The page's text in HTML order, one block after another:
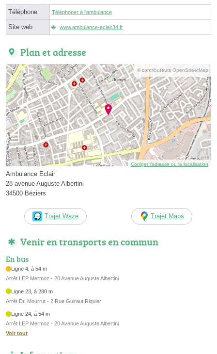
Téléphone Téléphoner à l'ambulance
Site web www.ambulance-eclair34.fr
Plan et adresse
© contributeurs OpenStreetMap
Corriger l’adresse ou la localisation
Ambulance Eclair
28 avenue Auguste Albertini
34500 Béziers
Trajet Waze Trajet Maps
Venir en transports en commun
En bus
Ligne 4, à 54 m
Arrêt LEP Mermoz - 20 Avenue Auguste Albertini
Ligne 23, à 280 m
Arrêt Dr. Mourrut - 2 Rue Guiraut Riquier
Ligne 24, à 54 m
Arrêt LEP Mermoz - 20 Avenue Auguste Albertini
Voir tout